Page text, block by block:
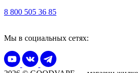
8 800 505 36 85
Мы в социальных сетях: